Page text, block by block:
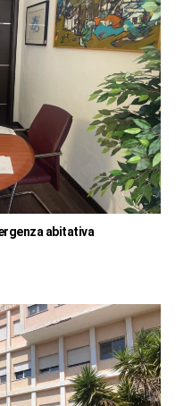
abitativa